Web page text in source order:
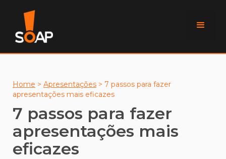
Home > Apresentações > 7 passos para fazer
apresentações mais eficazes
7 passos para fazer
apresentações mais
eficazes